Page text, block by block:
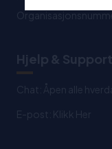
Hjelp & Support
Chat: Åpen alle
E-post: Klikk Her